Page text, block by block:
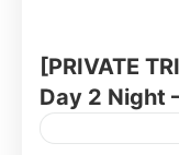
[PRIVATE
Day 2 Night